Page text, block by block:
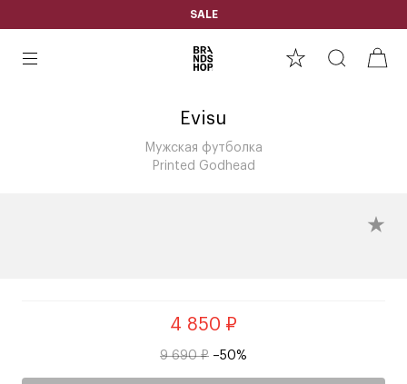
SALE
Evisu
Мужская футболка
Printed Godhead
4 850 ₽
9 690 ₽ –50%